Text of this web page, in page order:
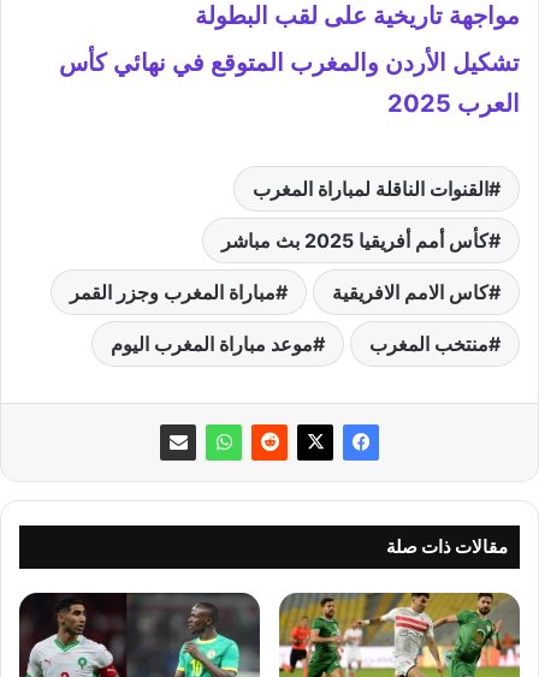
مواجهة تاريخية على لقب البطولة
تشكيل الأردن والمغرب المتوقع في نهائي كأس
العرب 2025
القنوات الناقلة لمباراة المغرب
كأس أمم أفريقيا 2025 بث مباشر
كاس الامم الافريقية مباراة المغرب وجزر القمر
منتخب المغرب موعد مباراة المغرب اليوم
مقالات ذات صلة